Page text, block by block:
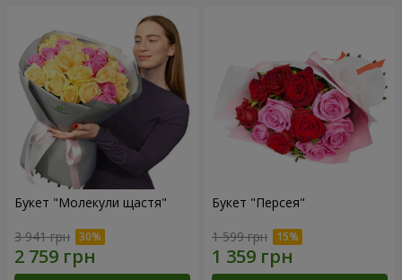
Букет "Молекули щастя"
3 941 грн
Букет "Персея"
1 599 грн